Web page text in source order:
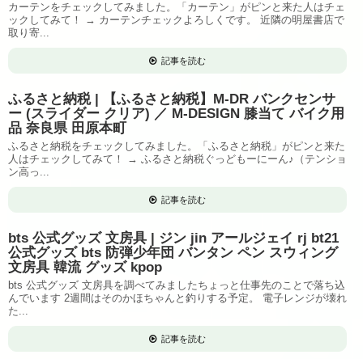
カーテンをチェックしてみました。「カーテン」がピンと来た人はチェ
ックしてみて！ → カーテンチェックよろしくです。 近隣の明屋書店で
取り寄...
記事を読む
ふるさと納税 | 【ふるさと納税】M-DR バンクセンサ
ー (スライダー クリア) ／ M-DESIGN 膝当て バイク用
品 奈良県 田原本町
ふるさと納税をチェックしてみました。「ふるさと納税」がピンと来た
人はチェックしてみて！ → ふるさと納税ぐっどもーにーん♪（テンショ
ン高っ...
記事を読む
bts 公式グッズ 文房具 | ジン jin アールジェイ rj bt21
公式グッズ bts 防弾少年団 バンタン ペン スウィング
文房具 韓流 グッズ kpop
bts 公式グッズ 文房具を調べてみましたちょっと仕事先のことで落ち込
んでいます 2週間はそのかほちゃんと釣りする予定。 電子レンジが壊れ
た...
記事を読む